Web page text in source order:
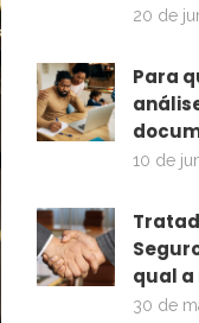
20 de
Para
10 de
qual a
30 de